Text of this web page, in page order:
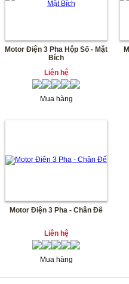
Motor Điện 3 Pha Hộp Số - Mặt
Bích
Liên hệ
Mua hàng
Motor Điện 3 Pha - Chân Đế
Liên hệ
Mua hàng